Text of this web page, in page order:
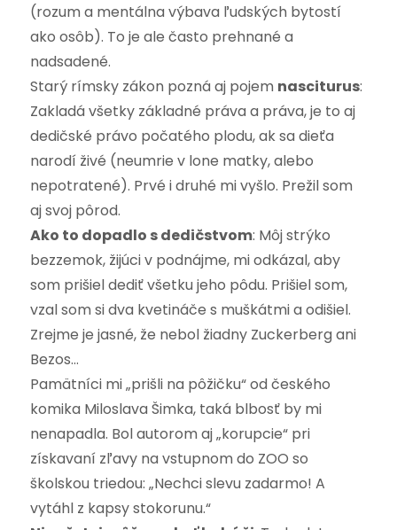
(rozum a mentálna výbava ľudských bytostí
ako osôb). To je ale často prehnané a
nadsadené.
Starý rímsky zákon pozná aj pojem nasciturus:
Zakladá všetky základné práva a práva, je to aj
dedičské právo počatého plodu, ak sa dieťa
narodí živé (neumrie v lone matky, alebo
nepotratené). Prvé i druhé mi vyšlo. Prežil som
aj svoj pôrod.
Ako to dopadlo s dedičstvom: Môj strýko
bezzemok, žijúci v podnájme, mi odkázal, aby
som prišiel dediť všetku jeho pôdu. Prišiel som,
vzal som si dva kvetináče s muškátmi a odišiel.
Zrejme je jasné, že nebol žiadny Zuckerberg ani
Bezos…
Pamätníci mi „prišli na pôžičku“ od českého
komika Miloslava Šimka, taká blbosť by mi
nenapadla. Bol autorom aj „korupcie“ pri
získavaní zľavy na vstupnom do ZOO so
školskou triedou: „Nechci slevu zadarmo! A
vytáhl z kapsy stokorunu.“